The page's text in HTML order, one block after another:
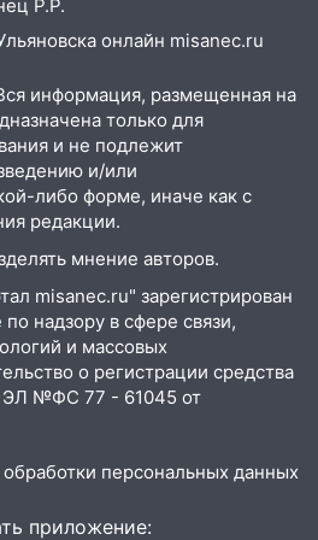
для женщины
без прав
мопеде и попала в
более 14
за криминальное
кроссовер сбил 18-
после тройного ДТП
25-летнего байкера
область
Р.Р.
онлайн misanec.ru
информация, размещенная на
только для
и не подлежит
и/или
либо форме, иначе как с
редакции.
мнение авторов.
misanec.ru" зарегистрирован
надзору в сфере связи,
и массовых
о регистрации средства
ЭЛ №ФС 77 - 61045 от
персональных данных
приложение: